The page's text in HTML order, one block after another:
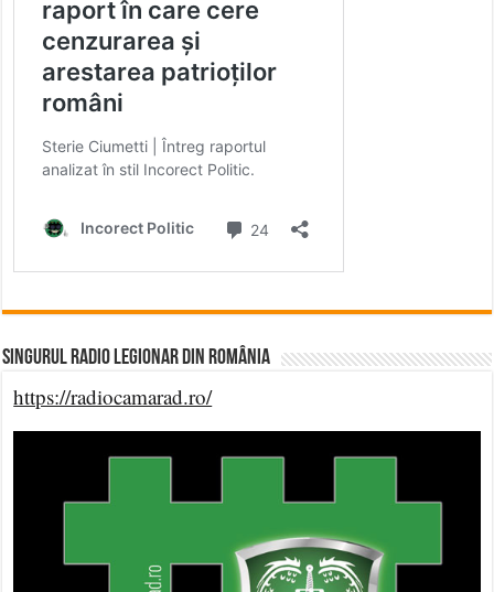
Singurul Radio Legionar din România
https://radiocamarad.ro/